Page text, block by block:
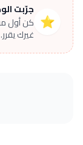
⭐
جرّبت
كن أول
غيرك يقرر.